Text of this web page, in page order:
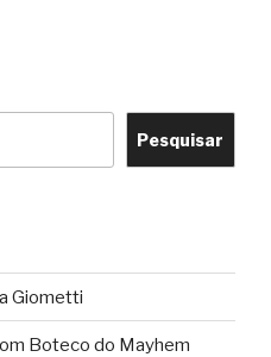
Pesquisar
Giometti
Boteco do Mayhem